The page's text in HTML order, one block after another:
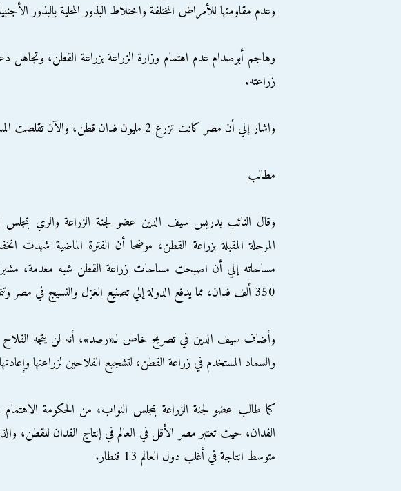
وعدم مقاومتها للأمراض المختلفة واختلاط البذور المحلية بالبذور
وهاجم أبوصدام عدم اهتمام وزارة الزراعة بزراعة القطن،
زراعته.
واشار إلي أن مصر كانت تزرع 2 مليون فدان قطن، والآن تقلصت المساحة لـ 200 ألف فدان فقط.
مطالب
وقال النائب بدريس سيف الدين عضو لجنة الزراعة والري بمجلس
المرحلة المقبلة بزراعة القطن، موضحا أن الفترة الماضية شهدت
مساحاته إلي أن اصبحت مساحات زراعة القطن شبه معدمة،
350 ألف فدان، مما يدفع الدولة إلي تصنيع الغزل والنسيج في مصر وتنميتها.
وأضاف سيف الدين في تصريح خاص لـ«رصد»، أنه لن يتجه الفلاح
والسماد المستخدم في زراعة القطن، لتشجيع الفلاحين لزراعتها
كما طالب عضو لجنة الزراعة بمجلس النواب، من الحكومة
متوسط انتاجة في أغلب دول العالم 13 قنطار.